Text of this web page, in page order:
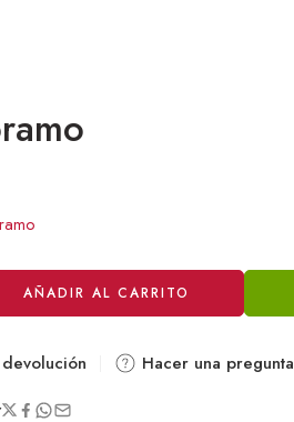
AÑADIR AL CARRITO
Hacer una pregunta